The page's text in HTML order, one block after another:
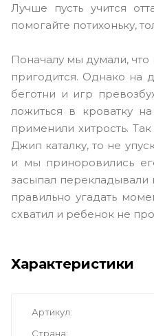
Лучше пусть учится
помогайте потихоньку,
Поначалу мы думали, что
пригодится. Однако на
беготни и игр
ложиться в кроватку
применили хитрость.
Джип каталку, то не
и мы приноровились
засыпал перекладывали
правильно угадать
схватил и ребенок не
Характеристики
Артикул
Страна